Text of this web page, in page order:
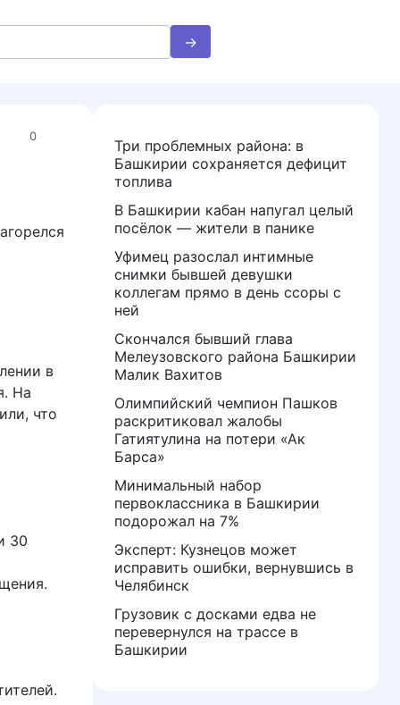
0
в
На
что
30
Три проблемных района: в
Башкирии сохраняется дефицит
топлива
В Башкирии кабан напугал целый
посёлок — жители в панике
Уфимец разослал интимные
снимки бывшей девушки
коллегам прямо в день ссоры с
ней
Скончался бывший глава
Мелеузовского района Башкирии
Малик Вахитов
Олимпийский чемпион Пашков
раскритиковал жалобы
Гатиятулина на потери «Ак
Барса»
Минимальный набор
первоклассника в Башкирии
подорожал на 7%
Эксперт: Кузнецов может
исправить ошибки, вернувшись в
Челябинск
Грузовик с досками едва не
перевернулся на трассе в
Башкирии